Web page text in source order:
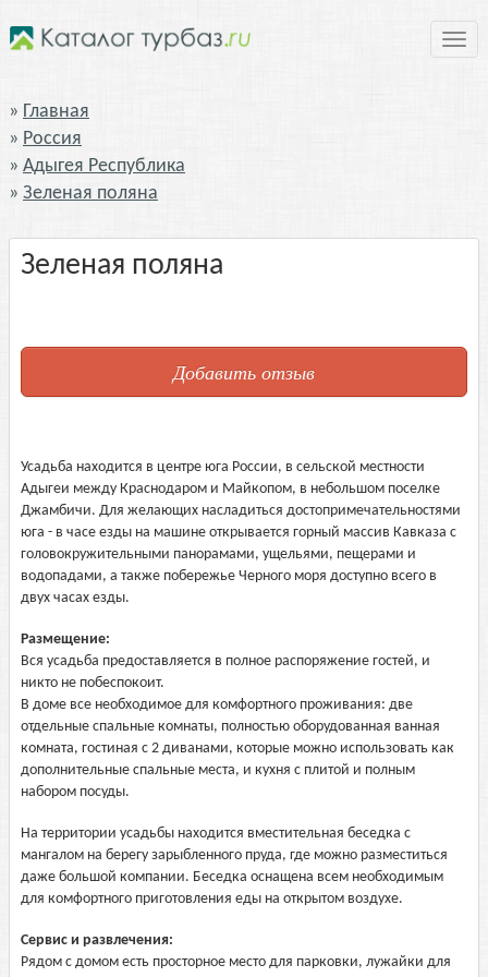
Главная
Россия
Адыгея Республика
Зеленая поляна
Зеленая поляна
Добавить отзыв
Усадьба находится в центре юга России, в сельской местности
Адыгеи между Краснодаром и Майкопом, в небольшом поселке
Джамбичи. Для желающих насладиться достопримечательностями
юга - в часе езды на машине открывается горный массив Кавказа с
головокружительными панорамами, ущельями, пещерами и
водопадами, а также побережье Черного моря доступно всего в
двух часах езды.
Размещение:
Вся усадьба предоставляется в полное распоряжение гостей, и
никто не побеспокоит.
В доме все необходимое для комфортного проживания: две
отдельные спальные комнаты, полностью оборудованная ванная
комната, гостиная с 2 диванами, которые можно использовать как
дополнительные спальные места, и кухня с плитой и полным
набором посуды.
На территории усадьбы находится вместительная беседка с
мангалом на берегу зарыбленного пруда, где можно разместиться
даже большой компании. Беседка оснащена всем необходимым
для комфортного приготовления еды на открытом воздухе.
Сервис и развлечения:
Рядом с домом есть просторное место для парковки, лужайки для